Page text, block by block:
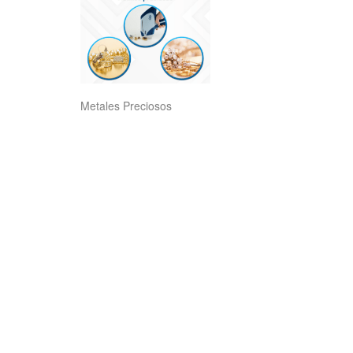
Metales Preciosos